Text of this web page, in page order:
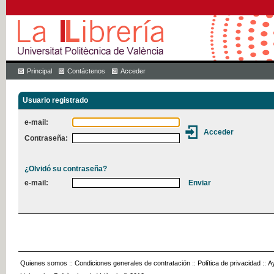
Principal Contáctenos Acceder
Usuario registrado
e-mail:
Contraseña:
¿Olvidó su contraseña?
e-mail:
Quienes somos :: Condiciones generales de contratación :: Política de privacidad ::